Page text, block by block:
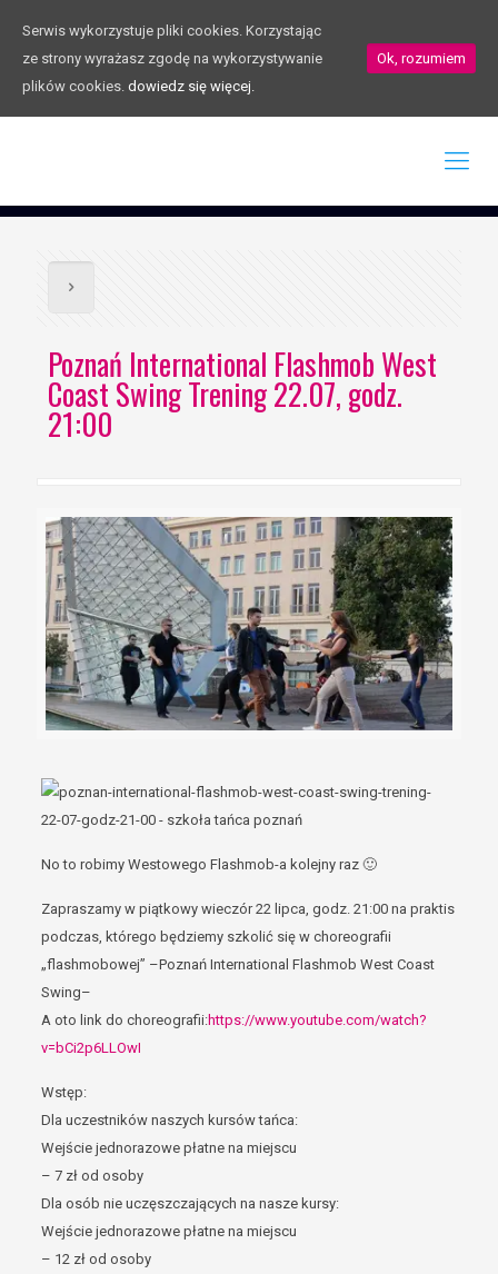
Poznań International Flashmob West
Coast Swing Trening 22.07, godz.
21:00
No to robimy Westowego Flashmob-a kolejny raz 🙂
Zapraszamy w piątkowy wieczór 22 lipca, godz. 21:00 na praktis
podczas, którego będziemy szkolić się w choreografii
„flashmobowej” –Poznań International Flashmob West Coast
Swing–
A oto link do choreografii:https://www.youtube.com/watch?
v=bCi2p6LLOwI
Wstęp:
Dla uczestników naszych kursów tańca:
Wejście jednorazowe płatne na miejscu
– 7 zł od osoby
Dla osób nie uczęszczających na nasze kursy:
Wejście jednorazowe płatne na miejscu
– 12 zł od osoby
Serwis wykorzystuje pliki cookies. Korzystając
ze strony wyrażasz zgodę na wykorzystywanie
plików cookies. dowiedz się więcej.
Ok, rozumiem